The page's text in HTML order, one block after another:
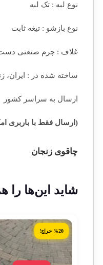
نوع لبه : تک لبه
نوع بازشو : تیغه ثابت
غلاف : چرم صنعتی
ساخته شده در : ایران،
ارسال به سراسر کشور
(ارسال فقط با باربری
چاقوی زنجان
شاید این‌ها را
%20 حراج!